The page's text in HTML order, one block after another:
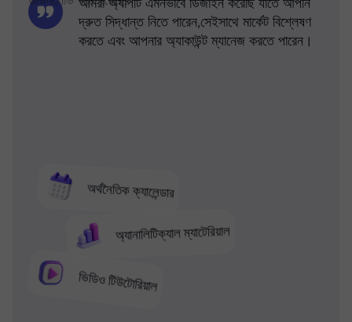
অর্থনৈতিক ক্যালেন্ডার
অ্যানালিটিক্যাল ম্যাটেরিয়াল
ভিডিও টিউটোরিয়াল
আমরা অ্যাপটি এমনভাবে ডিজাইন করেছি যাতে আপনি
দ্রুত সিদ্ধান্ত নিতে পারেন,সেইসাথে মার্কেট বিশ্লেষণ
করতে এবং আপনার অ্যাকাউন্ট ম্যানেজ করতে পারেন।